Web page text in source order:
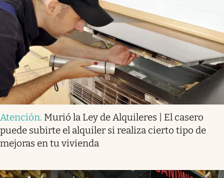
Atención. Murió la Ley de Alquileres | El casero
puede subirte el alquiler si realiza cierto tipo de
mejoras en tu vivienda